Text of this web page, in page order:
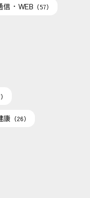
信・WEB （57）
康 （26）